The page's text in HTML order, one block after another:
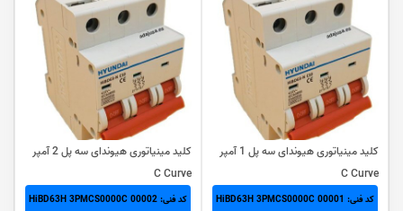
کلید مینیاتوری هیوندای سه پل 1 آمپر
C Curve
کد فنی: HiBD63H 3PMCS0000C 00001
کلید مینیاتوری هیوندای سه پل 2 آمپر
C Curve
کد فنی: HiBD63H 3PMCS0000C 00002